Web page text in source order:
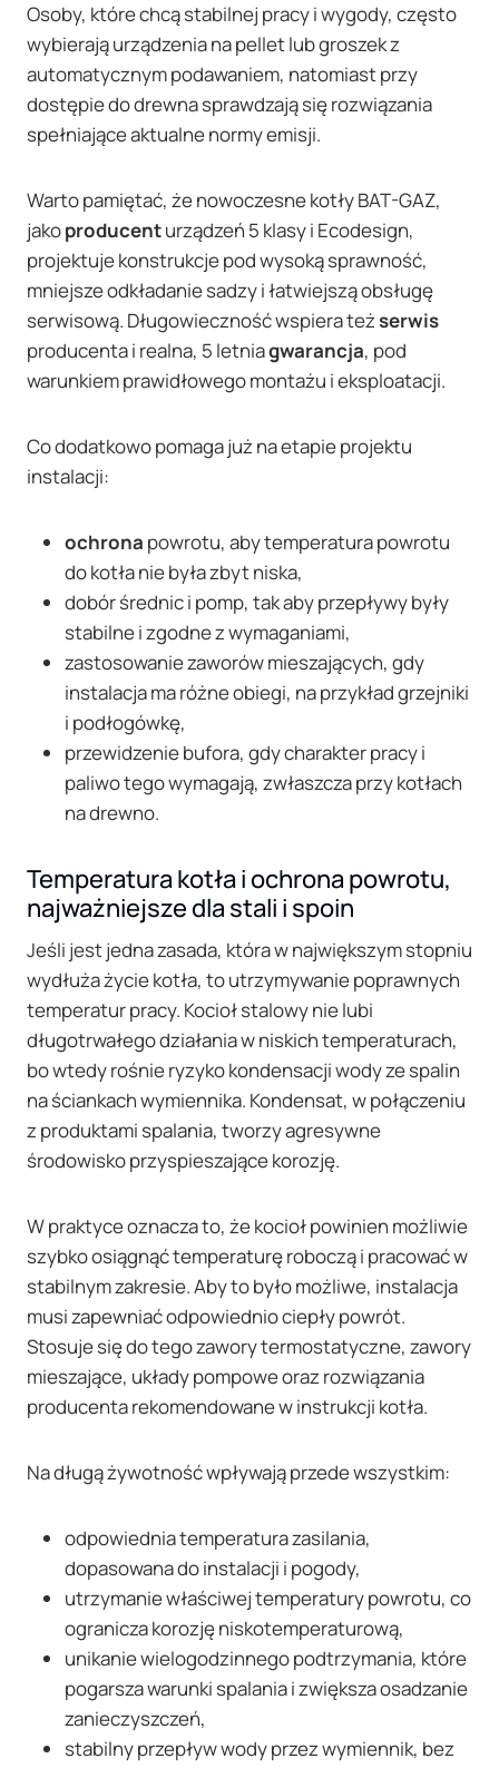
Osoby, które chcą stabilnej pracy i wygody, często
wybierają urządzenia na pellet lub groszek z
automatycznym podawaniem, natomiast przy
dostępie do drewna sprawdzają się rozwiązania
spełniające aktualne normy emisji.
Warto pamiętać, że nowoczesne kotły BAT-GAZ,
jakoproducenturządzeń 5 klasy i Ecodesign,
projektuje konstrukcje pod wysoką sprawność,
mniejsze odkładanie sadzy i łatwiejszą obsługę
serwisową. Długowieczność wspiera teżserwis
producenta i realna, 5 letniagwarancja, pod
warunkiem prawidłowego montażu i eksploatacji.
Co dodatkowo pomaga już na etapie projektu
instalacji:
ochrona powrotu, aby temperatura powrotu
do kotła nie była zbyt niska,
dobór średnic i pomp, tak aby przepływy były
stabilne i zgodne z wymaganiami,
zastosowanie zaworów mieszających, gdy
instalacja ma różne obiegi, na przykład grzejniki
i podłogówkę,
przewidzenie bufora, gdy charakter pracy i
paliwo tego wymagają, zwłaszcza przy kotłach
na drewno.
Temperatura kotła i ochrona powrotu,
najważniejsze dla stali i spoin
Jeśli jest jedna zasada, która w największym stopniu
wydłuża życie kotła, to utrzymywanie poprawnych
temperatur pracy. Kocioł stalowy nie lubi
długotrwałego działania w niskich temperaturach,
bo wtedy rośnie ryzyko kondensacji wody ze spalin
na ściankach wymiennika. Kondensat, w połączeniu
z produktami spalania, tworzy agresywne
środowisko przyspieszające korozję.
W praktyce oznacza to, że kocioł powinien możliwie
szybko osiągnąć temperaturę roboczą i pracować w
stabilnym zakresie. Aby to było możliwe, instalacja
musi zapewniać odpowiednio ciepły powrót.
Stosuje się do tego zawory termostatyczne, zawory
mieszające, układy pompowe oraz rozwiązania
producenta rekomendowane w instrukcji kotła.
Na długą żywotność wpływają przede wszystkim:
odpowiednia temperatura zasilania,
dopasowana do instalacji i pogody,
utrzymanie właściwej temperatury powrotu, co
ogranicza korozję niskotemperaturową,
unikanie wielogodzinnego podtrzymania, które
pogarsza warunki spalania i zwiększa osadzanie
zanieczyszczeń,
stabilny przepływ wody przez wymiennik, bez